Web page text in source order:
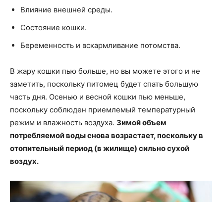
Влияние внешней среды.
Состояние кошки.
Беременность и вскармливание потомства.
В жару кошки пью больше, но вы можете этого и не
заметить, поскольку питомец будет спать большую
часть дня. Осенью и весной кошки пью меньше,
поскольку соблюден приемлемый температурный
режим и влажность воздуха. Зимой объем
потребляемой воды снова возрастает, поскольку в
отопительный период (в жилище) сильно сухой
воздух.